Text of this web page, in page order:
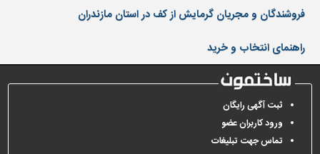
حفاظ
کفپوش
و
سنگ
سرویس
بهداشتی
ابزار،یراق
فروشندگان و مجریان گرمایش از کف در استان مازندران
راهنمای انتخاب و خرید
ثبت آگهی رایگان
ورود کاربران عضو
تماس جهت تبلیغات